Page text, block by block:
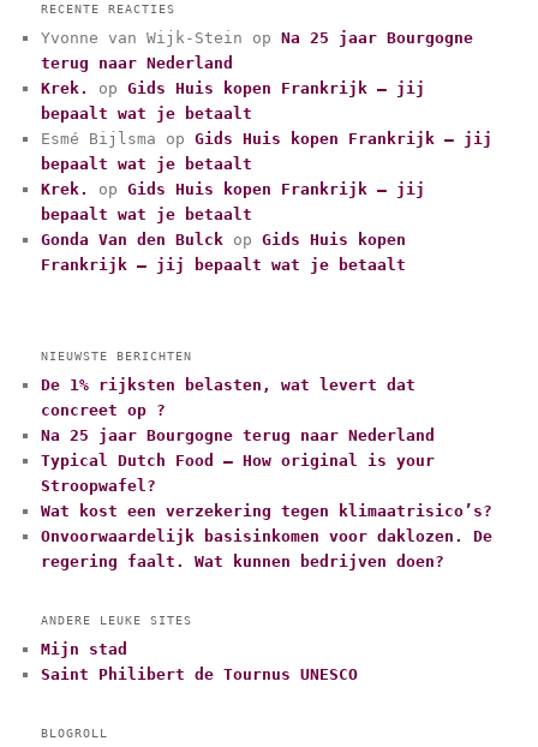
e
g
o
r
i
e
ë
RECENTE REACTIES
Yvonne van Wijk-Stein opNa 25 jaar Bourgogne
terug naar Nederland
Krek.
opGids Huis kopen Frankrijk – jij
bepaalt wat je betaalt
Esmé Bijlsma opGids Huis kopen Frankrijk – jij
bepaalt wat je betaalt
Krek.
opGids Huis kopen Frankrijk – jij
bepaalt wat je betaalt
Gonda Van den Bulck opGids Huis kopen
Frankrijk – jij bepaalt wat je betaalt
NIEUWSTE BERICHTEN
De 1% rijksten belasten, wat levert dat
concreet op ?
Na 25 jaar Bourgogne terug naar Nederland
Typical Dutch Food – How original is your
Stroopwafel?
Wat kost een verzekering tegen klimaatrisico’s?
Onvoorwaardelijk basisinkomen voor daklozen. De
regering faalt. Wat kunnen bedrijven doen?
ANDERE LEUKE SITES
Mijn stad
Saint Philibert de Tournus UNESCO
BLOGROLL